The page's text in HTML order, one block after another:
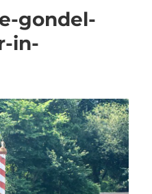
gondel-
in-